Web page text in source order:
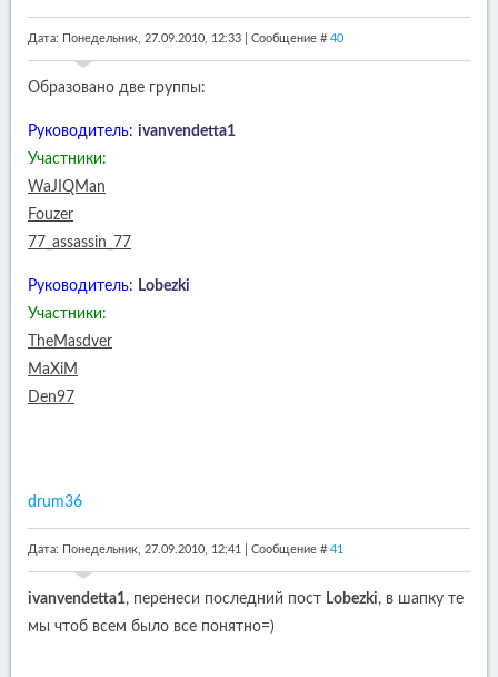
Дата: Понедельник, 27.09.2010, 12:33 | Сообщение # 40
Образовано две группы:
Руководитель: ivanvendetta1
Участники:
WaJIQMan
Fouzer
77_assassin_77
Руководитель: Lobezki
Участники:
TheMasdver
MaXiM
Den97
drum36
Дата: Понедельник, 27.09.2010, 12:41 | Сообщение # 41
ivanvendetta1, перенеси последний пост Lobezki, в шапку те
мы чтоб всем было все понятно=)